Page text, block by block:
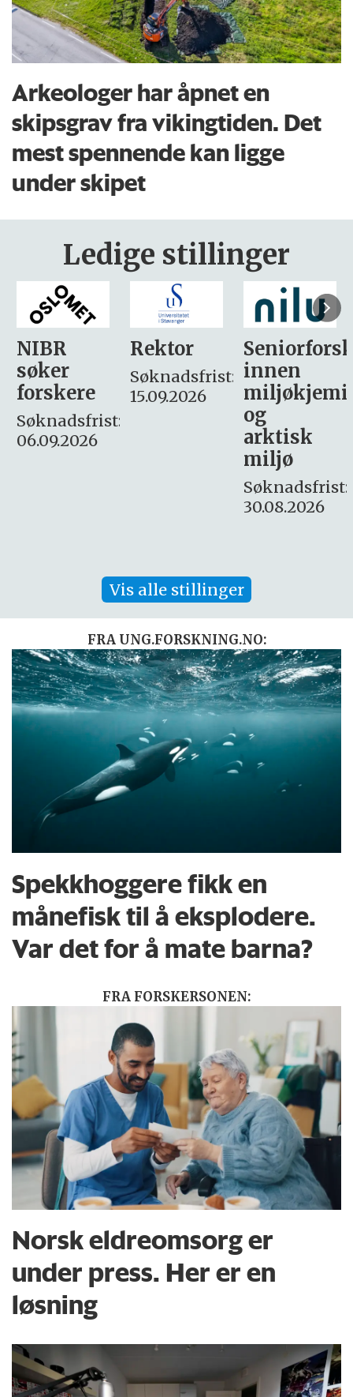
Arkeologer har åpnet en
skipsgrav fra vikingtiden. Det
mest spennende kan ligge
under skipet
Ledige stillinger
Rektor
Søknadsfrist:
15.09.2026
Seniorforsker
innen
miljøkjemi
søker
– fast
Søknadsfrist:
16. august.
Vis alle stillinger
FRA UNG.FORSKNING.NO:
Spekkhoggere fikk en
månefisk til å eksplodere.
Var det for å mate barna?
FRA FORSKERSONEN:
Norsk eldreomsorg er
under press. Her er en
løsning